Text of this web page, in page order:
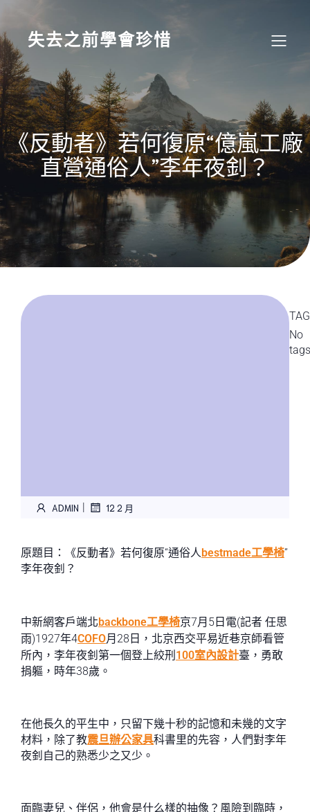
content
失去之前學會珍惜
《反動者》若何復原“億嵐工廠
直營通俗人”李年夜釗？
ADMIN | 12 2 月
原題目：《反動者》若何復原“通俗人bestmade工學椅”
李年夜釗？
中新網客戶端北backbone工學椅京7月5日電(記者 任思
雨)1927年4COFO月28日，北京西交平易近巷京師看管
所內，李年夜釗第一個登上絞刑 100室內設計臺，勇敢
捐軀，時年38歲。
在他長久的平生中，只留下幾十秒的記憶和未幾的文字
材料，除了教震旦辦公家具科書里的先容，人們對李年
夜釗自己的熟悉少之又少。
面臨妻兒、伴侶，他會是什么樣的抽像？風險到臨時，
No
tags